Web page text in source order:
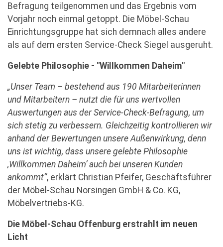
Befragung teilgenommen und das Ergebnis vom
Vorjahr noch einmal getoppt. Die Möbel-Schau
Einrichtungsgruppe hat sich demnach alles andere
als auf dem ersten Service-Check Siegel ausgeruht.
Gelebte Philosophie - "Willkommen Daheim"
„Unser Team – bestehend aus 190 Mitarbeiterinnen
und Mitarbeitern – nutzt die für uns wertvollen
Auswertungen aus der Service-Check-Befragung, um
sich stetig zu verbessern. Gleichzeitig kontrollieren wir
anhand der Bewertungen unsere Außenwirkung, denn
uns ist wichtig, dass unsere gelebte Philosophie
‚Willkommen Daheim‘ auch bei unseren Kunden
ankommt“, erklärt Christian Pfeifer, Geschäftsführer
der Möbel-Schau Norsingen GmbH & Co. KG,
Möbelvertriebs-KG.
Die Möbel-Schau Offenburg erstrahlt im neuen
Licht